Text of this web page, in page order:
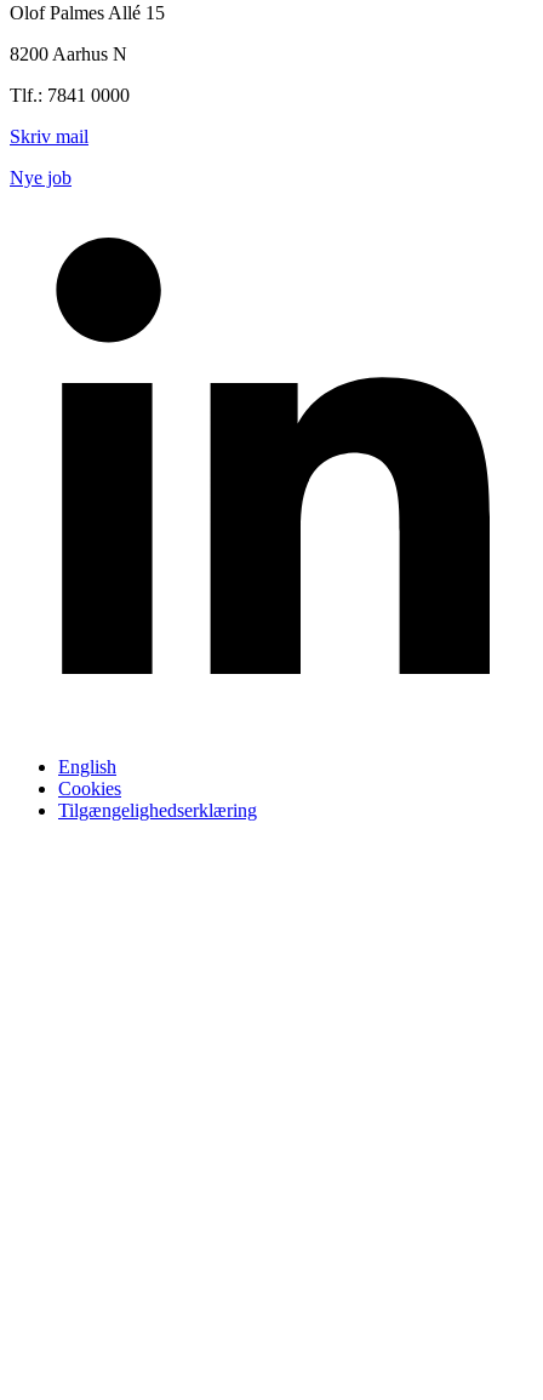
Olof Palmes Allé 15
8200 Aarhus N
Tlf.: 7841 0000
Skriv mail
Nye job
English
Cookies
Tilgængelighedserklæring